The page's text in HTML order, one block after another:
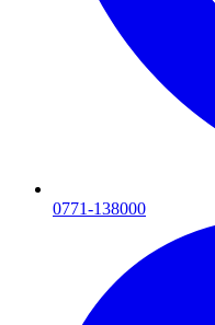
0771-138000